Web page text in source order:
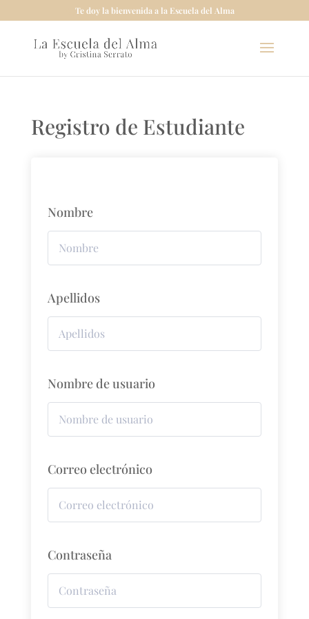
Te doy la bienvenida a la Escuela del Alma
Registro de Estudiante
Nombre
Apellidos
Nombre de usuario
Correo electrónico
Contraseña